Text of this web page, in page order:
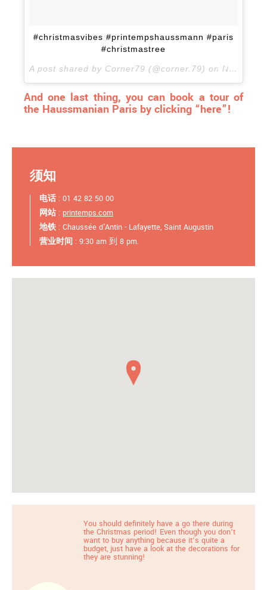
#christmasvibes #printempshaussmann #paris
#christmastree
A post shared by Corner79 (@corner.79) on Nov 8, 2017 at 2:10am PST
And one last thing, you can book a tour of
the Haussmanian Paris by clicking “here”!
须知
电话 : 01 42 82 50 00
网站 : printemps.com
地铁 : Chaussée d'Antin - Lafayette, Saint Augustin
营业时间 : 9:30 am 到 8 pm.
You should definitely have a go there during
the Christmas period! Even though you don’t
want to buy anything because it’s quite a
budget, just have a look at the decorations for
they are stunning!